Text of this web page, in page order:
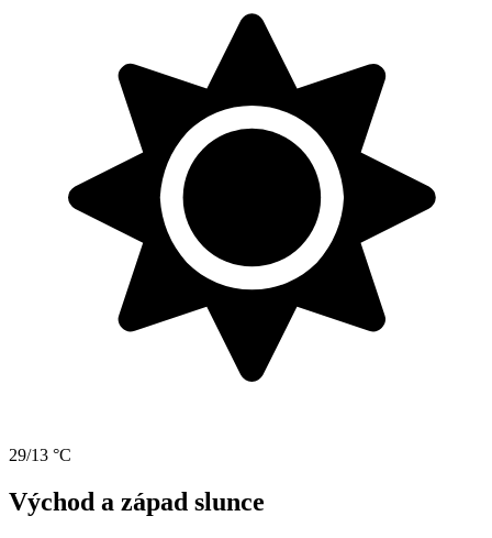
29/13 °C
Východ a západ slunce